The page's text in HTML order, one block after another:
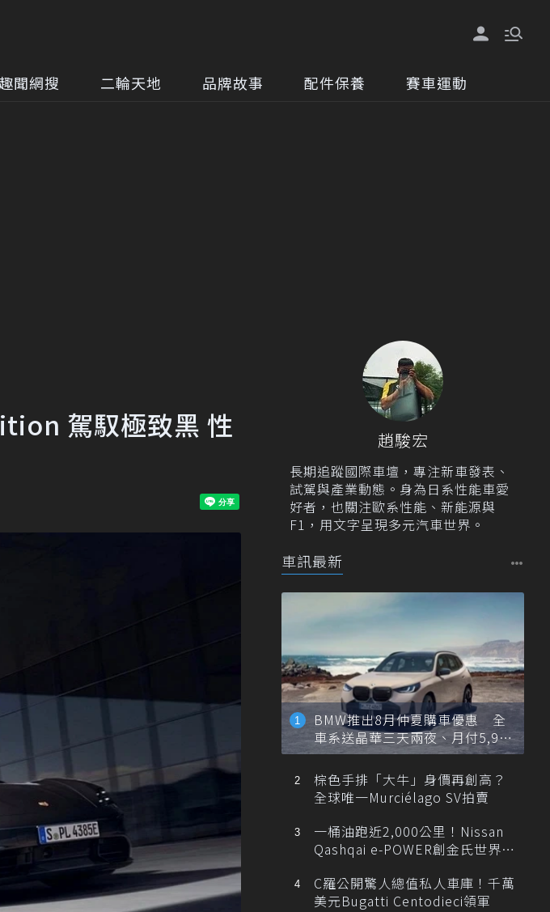
趣聞網搜 二輪天地 品牌故事 配件保養 賽車運動
駕馭極致黑 性
趙駿宏
長期追蹤國際車壇，專注新車發表、
試駕與產業動態。身為日系性能車愛
好者，也關注歐系性能、新能源與
F1，用文字呈現多元汽車世界。
車訊最新
BMW推出8月仲夏購車優惠 全
車系送晶華三天兩夜、月付5,900
元起
棕色手排「大牛」身價再創高？
全球唯一Murciélago SV拍賣
一桶油跑近2,000公里！Nissan
Qashqai e-POWER創金氏世界紀
C羅公開驚人總值私人車庫！千萬
美元Bugatti Centodieci領軍